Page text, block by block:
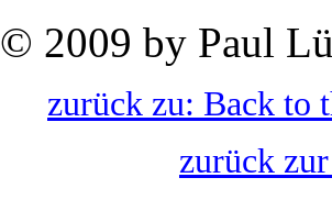
© 2009 by Paul
zurück zu: Back to
zurück